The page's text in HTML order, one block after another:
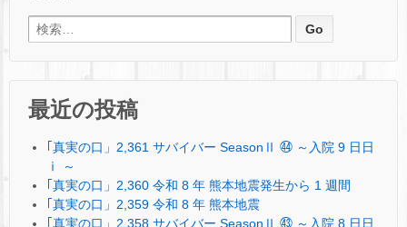
検索:
最近の投稿
｢真実の口」2,361 サバイバー SeasonⅡ ㊹ ～入院 9 日日
ⅰ ～
｢真実の口」2,360 令和 8 年 熊本地震発生から 1 週間
｢真実の口」2,359 令和 8 年 熊本地震
｢真実の口」2,358 サバイバー SeasonⅡ ㊸ ～入院 8 日日